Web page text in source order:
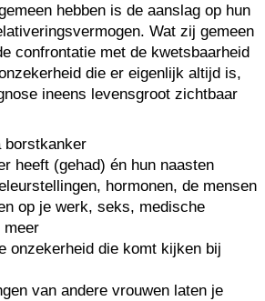
hebben is de aanslag op hun
Wat zij gemeen
confrontatie met de kwetsbaarheid
die er eigenlijk altijd is,
ineens levensgroot zichtbaar
borstkanker
heeft (gehad) én hun naasten
hormonen, de mensen
op je werk, seks, medische
meer
onzekerheid die komt kijken bij
van andere vrouwen laten je